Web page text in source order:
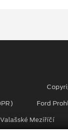
Ford
Meziříčí